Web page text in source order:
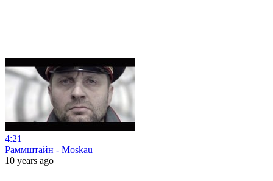
4:21
Раммштайн - Moskau
10 years ago